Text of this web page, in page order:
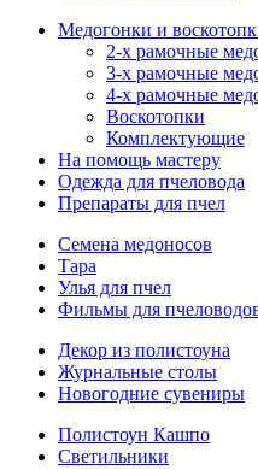
Медогонки и
2-х рамочные
3-х рамочные
4-х рамочные
Воскотопки
Комплектующие
На помощь мастеру
Одежда для пчеловода
Препараты для пчел
Семена медоносов
Тара
Улья для пчел
Фильмы для
Декор из полистоуна
Журнальные столы
Новогодние сувениры
Полистоун Кашпо
Светильники